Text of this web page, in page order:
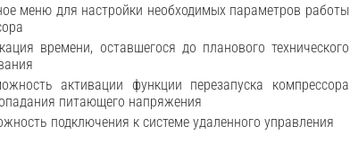
меню для настройки необходимых параметров работы
времени, оставшегося до планового технического
активации функции перезапуска компрессора
питающего напряжения
подключения к системе удаленного управления